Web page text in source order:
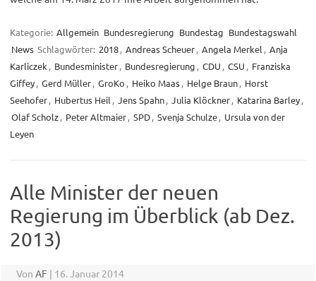
Kategorie: Allgemein Bundesregierung Bundestag Bundestagswahl
News Schlagwörter: 2018, Andreas Scheuer, Angela Merkel , Anja
Karliczek , Bundesminister, Bundesregierung , CDU , CSU , Franziska
Giffey, Gerd Müller, GroKo , Heiko Maas, Helge Braun, Horst
Seehofer, Hubertus Heil , Jens Spahn, Julia Klöckner, Katarina Barley,
Olaf Scholz, Peter Altmaier, SPD, Svenja Schulze, Ursula von der
Leyen
Alle Minister der neuen
Regierung im Überblick (ab Dez.
2013)
Von AF | 16. Januar 2014